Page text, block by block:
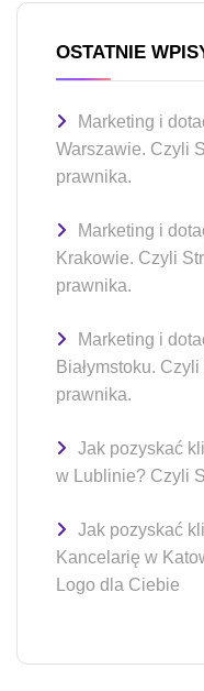
OSTATNIE
Marketing i
Warszawie. Czyli
prawnika.
Marketing i
Krakowie. Czyli
prawnika.
Marketing i
Białymstoku.
prawnika.
Jak pozyskać
w Lublinie? Czyli
Jak pozyskać
Kancelarię w
Logo dla Ciebie